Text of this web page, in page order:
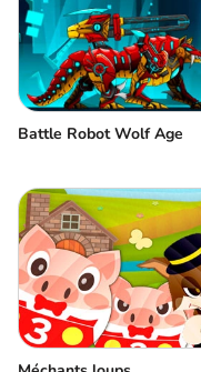
Battle Robot Wolf Age